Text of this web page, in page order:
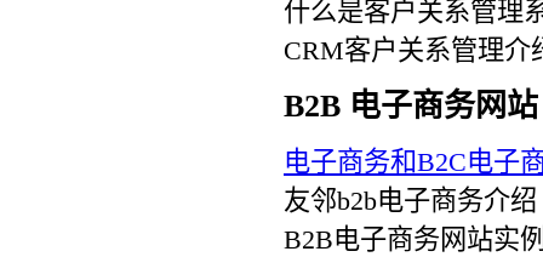
什么是客户关系管理
CRM客户关系管理介
B2B 电子商务网站
电子商务和B2C电子
友邻b2b电子商务介绍
B2B电子商务网站实